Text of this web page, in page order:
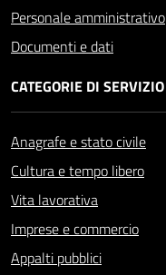
Personale amministrativo
Documenti e dati
CATEGORIE DI SERVIZIO
Anagrafe e stato civile
Cultura e tempo libero
Vita lavorativa
Imprese e commercio
Appalti pubblici